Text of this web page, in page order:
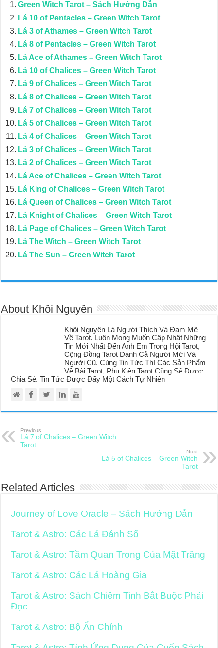
Green Witch Tarot – Sách Hướng Dẫn
Lá 10 of Pentacles – Green Witch Tarot
Lá 3 of Athames – Green Witch Tarot
Lá 8 of Pentacles – Green Witch Tarot
Lá Ace of Athames – Green Witch Tarot
Lá 10 of Chalices – Green Witch Tarot
Lá 9 of Chalices – Green Witch Tarot
Lá 8 of Chalices – Green Witch Tarot
Lá 7 of Chalices – Green Witch Tarot
Lá 5 of Chalices – Green Witch Tarot
Lá 4 of Chalices – Green Witch Tarot
Lá 3 of Chalices – Green Witch Tarot
Lá 2 of Chalices – Green Witch Tarot
Lá Ace of Chalices – Green Witch Tarot
Lá King of Chalices – Green Witch Tarot
Lá Queen of Chalices – Green Witch Tarot
Lá Knight of Chalices – Green Witch Tarot
Lá Page of Chalices – Green Witch Tarot
Lá The Witch – Green Witch Tarot
Lá The Sun – Green Witch Tarot
About Khôi Nguyên
Khôi Nguyên Là Người Thích Và Đam Mê
Về Tarot. Luôn Mong Muốn Cập Nhật Những
Tin Mới Nhất Đến Anh Em Trong Hội Tarot,
Cộng Đồng Tarot Danh Cả Người Mới Và
Người Cũ. Cùng Tin Tức Thì Các Sản Phẩm
Về Bài Tarot, Phụ Kiện Tarot Cũng Sẽ Được
Chia Sẻ. Tin Tức Được Đẩy Một Cách Tự Nhiên
Previous
Lá 7 of Chalices – Green Witch
Tarot
Next
Lá 5 of Chalices – Green Witch
Tarot
Related Articles
Journey of Love Oracle – Sách Hướng Dẫn
Tarot & Astro: Các Lá Đánh Số
Tarot & Astro: Tầm Quan Trọng Của Mặt Trăng
Tarot & Astro: Các Lá Hoàng Gia
Tarot & Astro: Sách Chiêm Tinh Bắt Buộc Phải
Đọc
Tarot & Astro: Bộ Ẩn Chính